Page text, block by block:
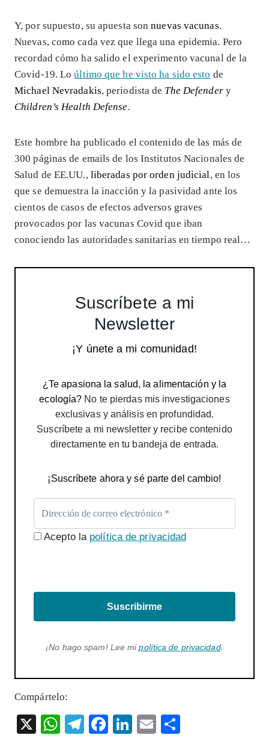
Y, por supuesto, su apuesta sonnuevas vacunas.
Nuevas, como cada vez que llega una epidemia. Pero
recordad cómo ha salido el experimento vacunal de la
Covid-19. Loúltimo que he visto ha sido esto de
Michael Nevradakis, periodista de The Defendery
Children’s Health Defense.
Este hombre ha publicado el contenido de las más de
300 páginas de emails de los Institutos Nacionales de
Salud de EE.UU., liberadas por orden judicial, en los
que se demuestra la inacción y la pasividad ante los
cientos de casos de efectos adversos graves
provocados por las vacunas Covid que iban
conociendo las autoridades sanitarias en tiempo real…
Suscríbete a mi
Newsletter
¡Y únete a mi comunidad!
¿Te apasiona la salud, la alimentación y la
ecología? No te pierdas mis investigaciones
exclusivas y análisis en profundidad.
Suscríbete a mi newsletter y recibe contenido
directamente en tu bandeja de entrada.
¡Suscríbete ahora y sé parte del cambio!
Acepto la política de privacidad
Suscribirme
¡No hago spam! Lee mipolítica de privacidad.
Compártelo:
X
W
T
F
Li
E